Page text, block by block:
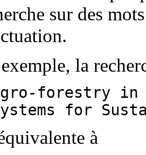
sur des
la
forestry
for
à